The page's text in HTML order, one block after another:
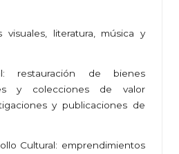
visuales, literatura, música y
restauración de bienes
y colecciones de valor
y publicaciones de
Cultural: emprendimientos